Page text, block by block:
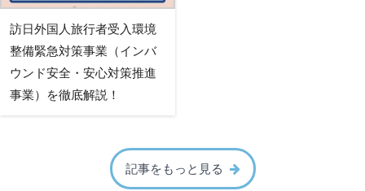
訪日外国人旅行者受入環境
整備緊急対策事業（インバ
ウンド安全・安心対策推進
事業）を徹底解説！
記事をもっと見る